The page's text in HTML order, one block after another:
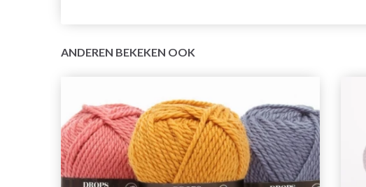
ANDEREN BEKEKEN OOK